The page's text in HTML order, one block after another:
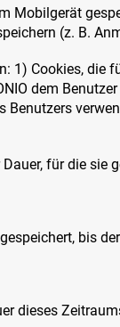
(z. B.
1) Cookies,
dem
für die sie
bis
dieses